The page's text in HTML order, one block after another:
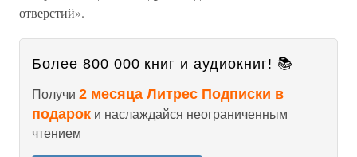
отверстий».
Более 800 000 книг и аудиокниг! 📚
Получи 2 месяца Литрес Подписки в
подарок и наслаждайся неограниченным
чтением